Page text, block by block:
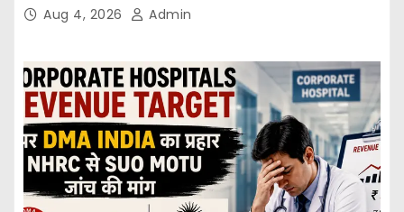
Through Email
Aug 4, 2026 Admin